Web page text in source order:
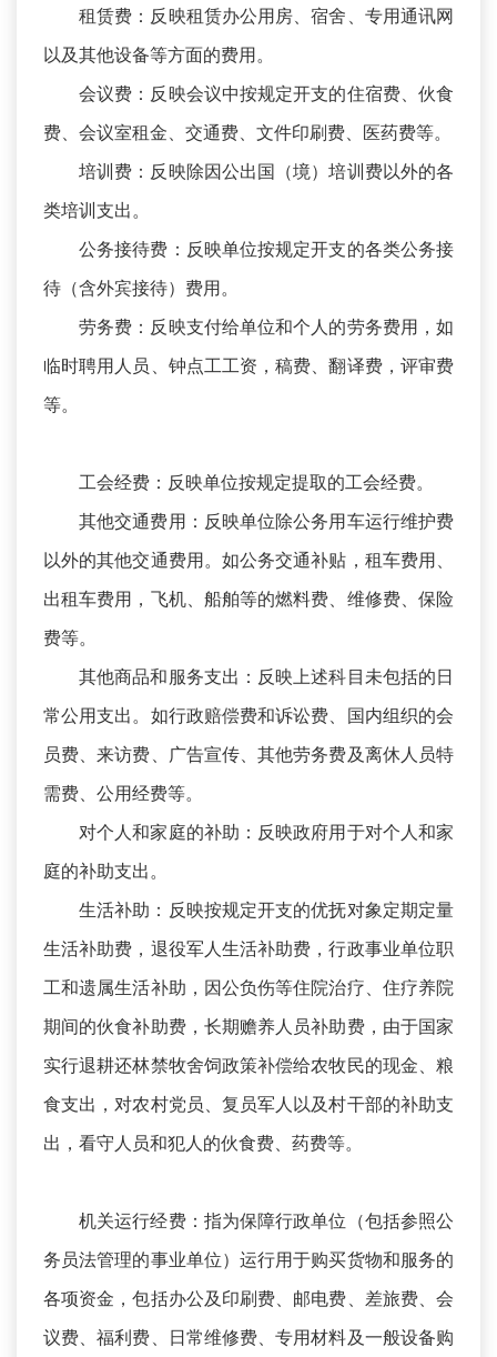
租赁费：反映租赁办公用房、宿舍、专用通讯网
以及其他设备等方面的费用。
会议费：反映会议中按规定开支的住宿费、伙食
费、会议室租金、交通费、文件印刷费、医药费等。
培训费：反映除因公出国（境）培训费以外的各
类培训支出。
公务接待费：反映单位按规定开支的各类公务接
待（含外宾接待）费用。
劳务费：反映支付给单位和个人的劳务费用，如
临时聘用人员、钟点工工资，稿费、翻译费，评审费
等。
工会经费：反映单位按规定提取的工会经费。
其他交通费用：反映单位除公务用车运行维护费
以外的其他交通费用。如公务交通补贴，租车费用、
出租车费用，飞机、船舶等的燃料费、维修费、保险
费等。
其他商品和服务支出：反映上述科目未包括的日
常公用支出。如行政赔偿费和诉讼费、国内组织的会
员费、来访费、广告宣传、其他劳务费及离休人员特
需费、公用经费等。
对个人和家庭的补助：反映政府用于对个人和家
庭的补助支出。
生活补助：反映按规定开支的优抚对象定期定量
生活补助费，退役军人生活补助费，行政事业单位职
工和遗属生活补助，因公负伤等住院治疗、住疗养院
期间的伙食补助费，长期赡养人员补助费，由于国家
实行退耕还林禁牧舍饲政策补偿给农牧民的现金、粮
食支出，对农村党员、复员军人以及村干部的补助支
出，看守人员和犯人的伙食费、药费等。
机关运行经费：指为保障行政单位（包括参照公
务员法管理的事业单位）运行用于购买货物和服务的
各项资金，包括办公及印刷费、邮电费、差旅费、会
议费、福利费、日常维修费、专用材料及一般设备购